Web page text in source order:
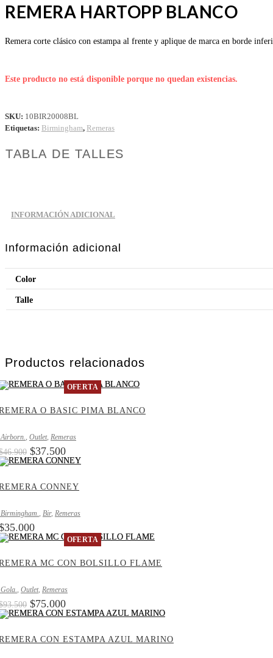
REMERA HARTOPP BLANCO
Remera corte clásico con estampa al frente y aplique de marca en borde
Este producto no está disponible porque no quedan existencias.
SKU: 10BIR20008BL
Etiquetas: Birmingham, Remeras
TABLA DE TALLES
INFORMACIÓN ADICIONAL
Información adicional
Color
Talle
Productos relacionados
OFERTA
O BASIC PIMA BLANCO
Outlet, Remeras
46.900 El
precio
era:
$46.900.
$37.500El
precio
es:
$37.500.
CONNEY
Bir, Remeras
35.000
OFERTA
MC CON BOLSILLO FLAME
Outlet, Remeras
93.500 El
precio
era:
$93.500.
$75.000El
precio
es:
$75.000.
CON ESTAMPA AZUL MARINO